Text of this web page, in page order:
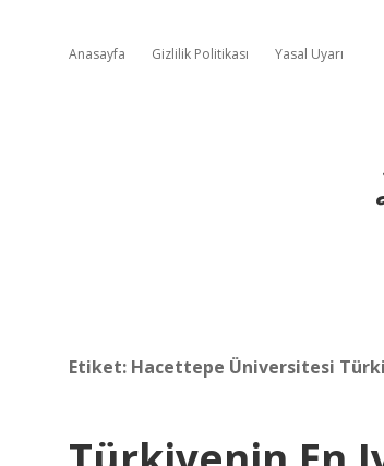
Anasayfa Gizlilik Politikası Yasal Uyarı
Etiket: Hacettepe Üniversitesi